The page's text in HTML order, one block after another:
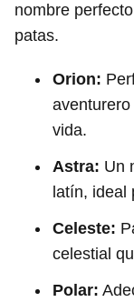
nombre
patas.
Orion:
vida.
Astra: Un
latín, ideal
Celeste:
celestial
Polar: